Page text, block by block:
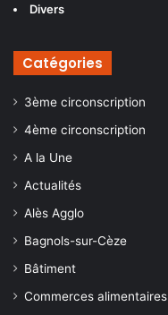
Divers
Catégories
3ème circonscription
4ème circonscription
A la Une
Actualités
Alès Agglo
Bagnols-sur-Cèze
Bâtiment
Commerces alimentaires